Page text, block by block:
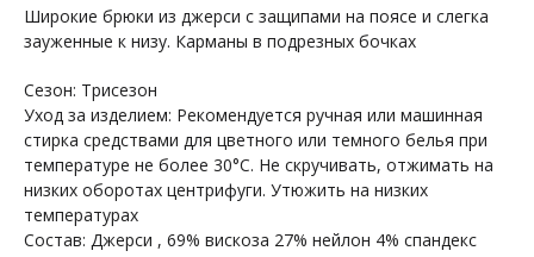
Широкие брюки из джерси с защипами на поясе и слегка
зауженные к низу. Карманы в подрезных бочках
Сезон: Трисезон
Уход за изделием: Рекомендуется ручная или машинная
стирка средствами для цветного или темного белья при
температуре не более 30°С. Не скручивать, отжимать на
низких оборотах центрифуги. Утюжить на низких
температурах
Состав: Джерси , 69% вискоза 27% нейлон 4% спандекс